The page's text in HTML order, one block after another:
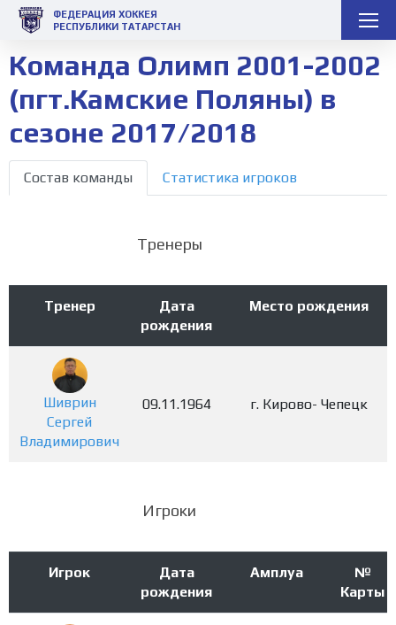
ФЕДЕРАЦИЯ ХОККЕЯ
РЕСПУБЛИКИ ТАТАРСТАН
Команда Олимп 2001-2002
(пгт.Камские Поляны) в
сезоне 2017/2018
Состав команды Статистика игроков
Тренеры
Тренер
Дата
рождения
Место рождения
Шиврин
Сергей
Владимирович
09.11.1964 г. Кирово- Чепецк
Игроки
Игрок
Дата
рождения
Амплуа
№
Карты